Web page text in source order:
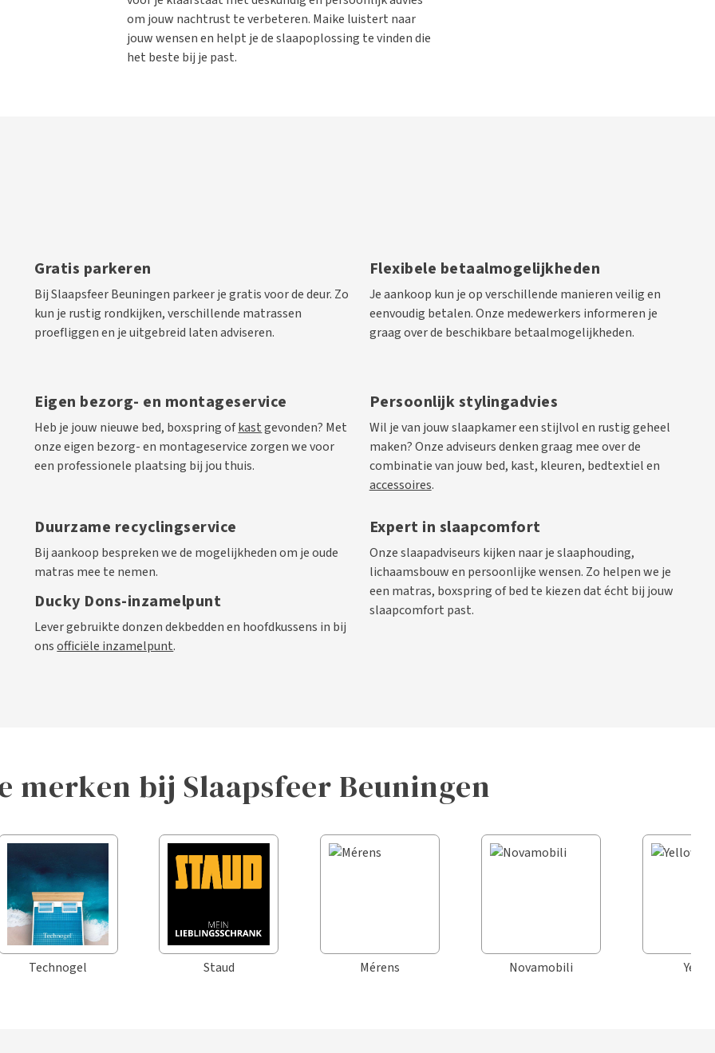
om jouw nachtrust te verbeteren. Maike luistert naar
jouw wensen en helpt je de slaapoplossing te vinden die
het beste bij je past.
Gratis parkeren
Bij Slaapsfeer Beuningen parkeer je gratis voor de deur. Zo
kun je rustig rondkijken, verschillende matrassen
proefliggen en je uitgebreid laten adviseren.
Flexibele betaalmogelijkheden
Je aankoop kun je op verschillende manieren veilig en
eenvoudig betalen. Onze medewerkers informeren je
graag over de beschikbare betaalmogelijkheden.
Eigen bezorg- en montageservice
Heb je jouw nieuwe bed, boxspring ofkastgevonden? Met
onze eigen bezorg- en montageservice zorgen we voor
een professionele plaatsing bij jou thuis.
Persoonlijk stylingadvies
Wil je van jouw slaapkamer een stijlvol en rustig geheel
maken? Onze adviseurs denken graag mee over de
combinatie van jouw bed, kast, kleuren, bedtextiel en
accessoires.
Duurzame recyclingservice
Bij aankoop bespreken we de mogelijkheden om je oude
matras mee te nemen.
Ducky Dons-inzamelpunt
Lever gebruikte donzen dekbedden en hoofdkussens in bij
onsofficiële inzamelpunt.
Expert in slaapcomfort
Onze slaapadviseurs kijken naar je slaaphouding,
lichaamsbouw en persoonlijke wensen. Zo helpen we je
een matras, boxspring of bed te kiezen dat écht bij jouw
slaapcomfort past.
merken bij Slaapsfeer Beuningen
Technogel Staud Mérens Novamobili